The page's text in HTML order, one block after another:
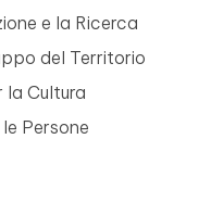
e la Ricerca
del Territorio
la Cultura
Persone